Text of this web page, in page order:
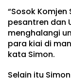
“Sosok
pesantren dan
menghalangi
para kiai di
kata Simon.
Selain itu